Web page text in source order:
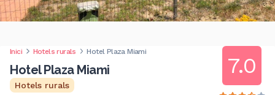
Inici Hotels rurals Hotel Plaza Miami
Hotel Plaza Miami
Hotels rurals
7.0